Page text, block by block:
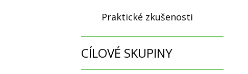
Praktické zkušenosti
CÍLOVÉ SKUPINY